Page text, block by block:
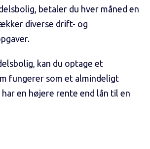
betaler du hver måned en
diverse drift- og
kan du optage et
fungerer som et almindeligt
en højere rente end lån til en